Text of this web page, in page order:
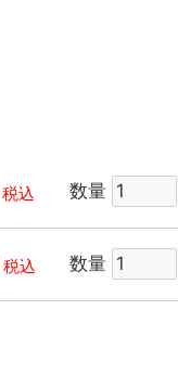
税込 数量
税込 数量